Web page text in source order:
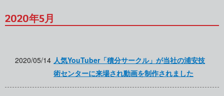
2020年5月
2020/05/14 人気YouTuber「積分サークル」が当社の浦安技
術センターに来場され動画を制作されました